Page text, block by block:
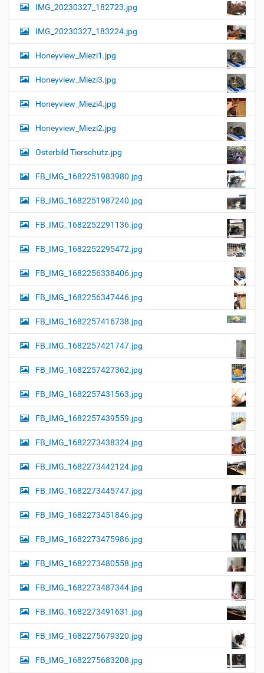
IMG_20230327_182723.jpg
IMG_20230327_183224.jpg
Honeyview_Miezi1.jpg
Honeyview_Miezi3.jpg
Honeyview_Miezi4.jpg
Honeyview_Miezi2.jpg
Osterbild Tierschutz.jpg
FB_IMG_1682251983980.jpg
FB_IMG_1682251987240.jpg
FB_IMG_1682252291136.jpg
FB_IMG_1682252295472.jpg
FB_IMG_1682256338406.jpg
FB_IMG_1682256347446.jpg
FB_IMG_1682257416738.jpg
FB_IMG_1682257421747.jpg
FB_IMG_1682257427362.jpg
FB_IMG_1682257431563.jpg
FB_IMG_1682257439559.jpg
FB_IMG_1682273438324.jpg
FB_IMG_1682273442124.jpg
FB_IMG_1682273445747.jpg
FB_IMG_1682273451846.jpg
FB_IMG_1682273475986.jpg
FB_IMG_1682273480558.jpg
FB_IMG_1682273487344.jpg
FB_IMG_1682273491631.jpg
FB_IMG_1682275679320.jpg
FB_IMG_1682275683208.jpg